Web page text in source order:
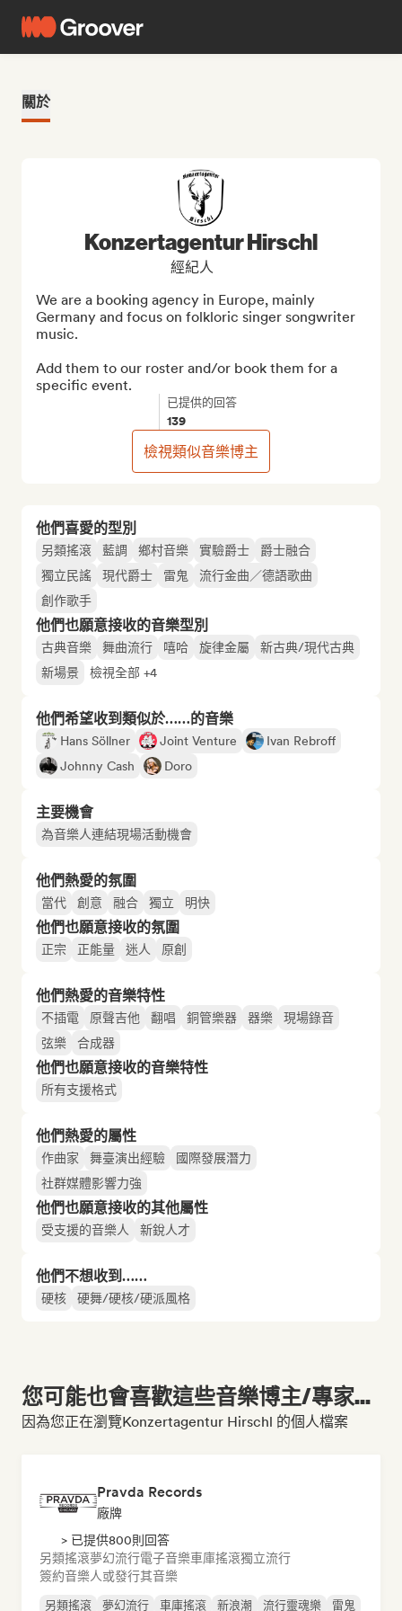
關於
他們喜愛的型別
另類搖滾 藍調 鄉村音樂 實驗爵士
爵士融合
獨立民謠
現代爵士 雷鬼
流行金曲／德語歌曲
創作歌手
他們也願意接收的音樂型別
古典音樂 舞曲流行 嘻哈 旋律金屬
新古典/現代古典
新場景
檢視全部 +4
他們希望收到類似於……的音樂
Hans Söllner Joint Venture
Ivan Rebroff
Johnny Cash
Doro
主要機會
為音樂人連結現場活動機會
他們熱愛的氛圍
當代 創意 融合 獨立 明快
他們也願意接收的氛圍
正宗 正能量 迷人 原創
他們熱愛的音樂特性
不插電 原聲吉他 翻唱 銅管樂器 器樂
現場錄音
弦樂
合成器
他們也願意接收的音樂特性
所有支援格式
他們熱愛的屬性
作曲家 舞臺演出經驗
國際發展潛力
社群媒體影響力強
他們也願意接收的其他屬性
受支援的音樂人 新銳人才
他們不想收到……
硬核 硬舞/硬核/硬派風格
Konzertagentur Hirschl
經紀人
We are a booking agency in Europe, mainly
Germany and focus on folkloric singer songwriter
music.
Add them to our roster and/or book them for a
specific event.
已提供的回答
139
檢視類似音樂博主
您可能也會喜歡這些音樂博主/專家...
因為您正在瀏覽Konzertagentur Hirschl 的個人檔案
Pravda Records
廠牌
> 已提供800則回答
另類搖滾夢幻流行電子音樂車庫搖滾獨立流行
簽約音樂人或發行其音樂
另類搖滾 夢幻流行 車庫搖滾 新浪潮 流行靈魂樂 雷鬼